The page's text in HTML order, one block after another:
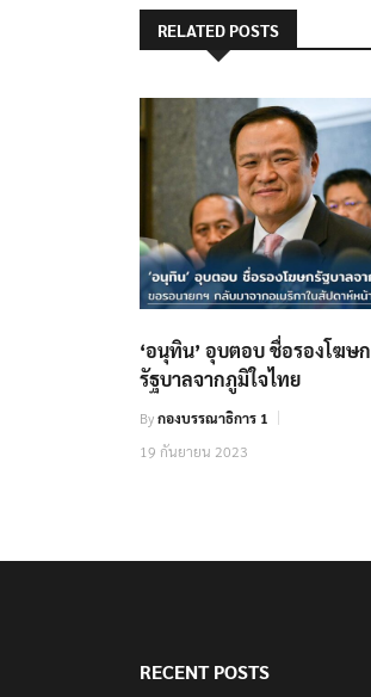
RELATED POSTS
‘อนุทิน’ อุบตอบ ชื่อรองโฆษก
รัฐบาลจากภูมิใจไทย
Byกองบรรณาธิการ 1
19 กันยายน 2023
RECENT POSTS